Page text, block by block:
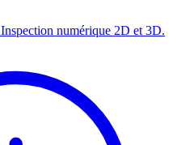
Inspection numérique 2D et 3D.